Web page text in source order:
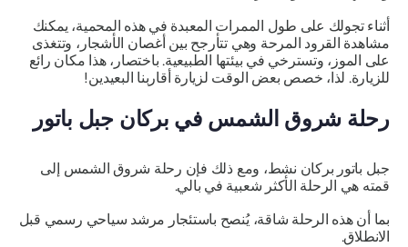
أثناء تجولك على طول الممرات المعبدة في هذه المحمية، يمكنك
مشاهدة القرود المرحة وهي تتأرجح بين أغصان الأشجار، وتتغذى
على الموز، وتسترخي في بيئتها الطبيعية. باختصار، هذا مكان رائع
للزيارة. لذا، خصص بعض الوقت لزيارة أقاربنا البعيدين!
رحلة شروق الشمس في بركان جبل باتور
جبل باتور بركان نشط، ومع ذلك فإن رحلة شروق الشمس إلى
قمته هي الرحلة الأكثر شعبية في بالي.
بما أن هذه الرحلة شاقة، يُنصح باستئجار مرشد سياحي رسمي قبل
الانطلاق.